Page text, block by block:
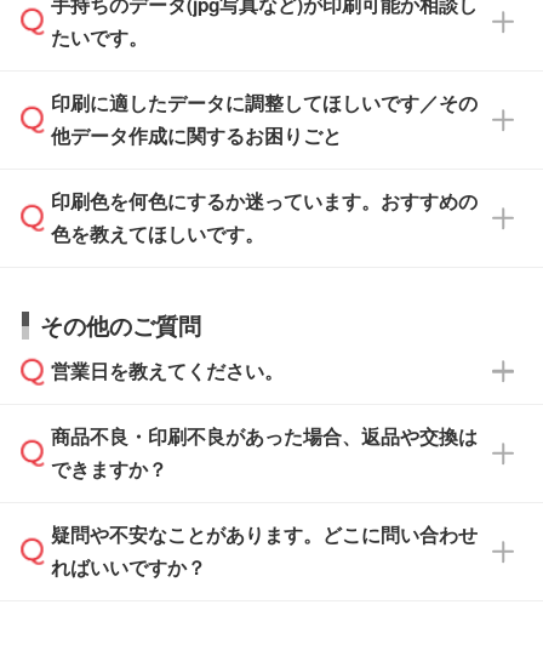
タを1点作成いたします。
ください。
ご入稿後は経験豊富なスタッフがデータに不備
がないかチェックし、お客様と確認してから印
刷に進みますので、ご安心ください。
一部商品は入稿用テンプレートのご用意があり
ます。各商品ページの『印刷方法・テンプレー
入稿用のテンプレートはPDF形式ですが、
IllustratorやPhotoshopで開いてご利用いただけ
方」をご確認ください。
たいです。
印刷に適したデータ・解像度かどうか、担当ス
タッフが事前に確認いたします。
ムへ添付いただくか、担当スタッフ宛にメール
でお送りください。
い合わせください。
なお、印刷用データの作り方に関する詳細は、
印刷に適したデータに調整してほしいです／その
他データ作成に関するお困りごと
データ作成でお困りの際には、担当スタッフが
サポートいたしますのでお気軽にご相談くださ
から添付してお送りください。
・解像度の低いデータをトレース/調整してほ
しい
解像度の低い画像や、手書きのイラスト、写真
などを、印刷に適したベクターデータに変換し
・フルカラーデータを1色に変換してほしい
印刷色を何色にするか迷っています。おすすめの
色を教えてほしいです。
相談いただきますと、担当スタッフがお客様の
ご希望や商品の本体色を確認し、印刷色をご提
本体色がブラック、ネイビーなど濃色の場合は
白色か淡い色の印刷色をおすすめしておりま
す。
本体色がナチュラルなど淡色の場合、印刷をく
っきりと目立たせたいときは濃い印刷色が、柔
らかい雰囲気にしたいときは淡い印刷色が映え
その他のご質問
営業日を教えてください。
営業日は平日の10:00～18:00で、土日祝日はお
休みとなります。注文・見積・お問い合わせ
速やかに対応いたします。
商品不良・印刷不良があった場合、返品や交換は
できますか？
お手数をお掛けいたしますが、至急担当スタッ
フまでご連絡ください。商品の状況を確認し、
疑問や不安なことがあります。どこに問い合わせ
ればいいですか？